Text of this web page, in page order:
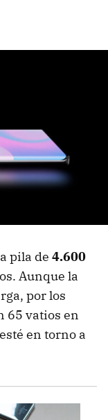
pila de 4.600
Aunque la
por los
65 vatios en
en torno a